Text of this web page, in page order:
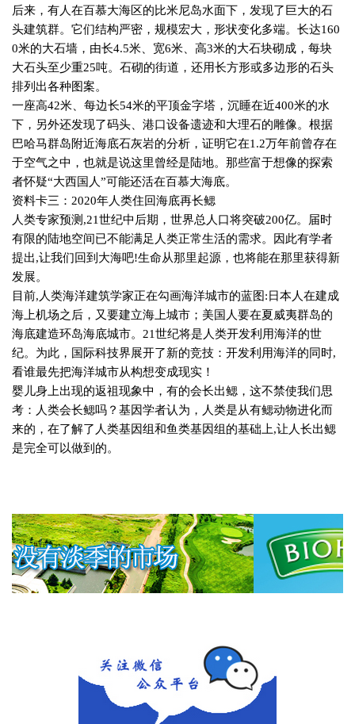
后来，有人在百慕大海区的比米尼岛水面下，发现了巨大的石
头建筑群。它们结构严密，规模宏大，形状变化多端。长达160
0米的大石墙，由长4.5米、宽6米、高3米的大石块砌成，每块
大石头至少重25吨。石砌的街道，还用长方形或多边形的石头
排列出各种图案。
一座高42米、每边长54米的平顶金字塔，沉睡在近400米的水
下，另外还发现了码头、港口设备遗迹和大理石的雕像。根据
巴哈马群岛附近海底石灰岩的分析，证明它在1.2万年前曾存在
于空气之中，也就是说这里曾经是陆地。那些富于想像的探索
者怀疑“大西国人”可能还活在百慕大海底。
资料卡三： 2020年人类住回海底再长鳃
人类专家预测 ,21世纪中后期，世界总人口将突破200亿。届时
有限的陆地空间已不能满足人类正常生活的需求。因此有学者
提出,让我们回到大海吧!生命从那里起源，也将能在那里获得新
发展。
目前,人类海洋建筑学家正在勾画海洋城市的蓝图 : 日本人在建成
海上机场之后，又要建立海上城市；美国人要在夏威夷群岛的
海底建造环岛海底城市。 21世纪将是人类开发利用海洋的世
纪。为此，国际科技界展开了新的竞技：开发利用海洋的同时,
看谁最先把海洋城市从构想变成现实！
婴儿身上出现的返祖现象中，有的会长出鳃，这不禁使我们思
考：人类会长鳃吗？基因学者认为，人类是从有鳃动物进化而
来的，在了解了人类基因组和鱼类基因组的基础上,让人长出鳃
是完全可以做到的。